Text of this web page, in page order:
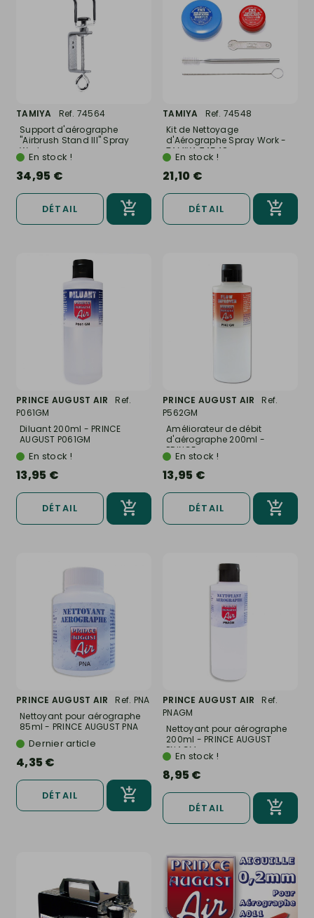
TAMIYA
Ref. 74564
Support d'aérographe
"Airbrush Stand III" Spray
Work...
En stock !
34,95 €
DÉTAIL
TAMIYA
Ref. 74548
Kit de Nettoyage
d'Aérographe Spray Work -
TAMIYA 74548
En stock !
21,10 €
DÉTAIL
PRINCE AUGUST AIR
Ref.
P061GM
Diluant 200ml - PRINCE
AUGUST P061GM
En stock !
13,95 €
DÉTAIL
PRINCE AUGUST AIR
Ref.
P562GM
Améliorateur de débit
d'aérographe 200ml -
PRINCE...
En stock !
13,95 €
DÉTAIL
PRINCE AUGUST AIR
Ref. PNA
Nettoyant pour aérographe
85ml - PRINCE AUGUST PNA
Dernier article
4,35 €
DÉTAIL
PRINCE AUGUST AIR
Ref.
PNAGM
Nettoyant pour aérographe
200ml - PRINCE AUGUST
PNAGM
En stock !
8,95 €
DÉTAIL